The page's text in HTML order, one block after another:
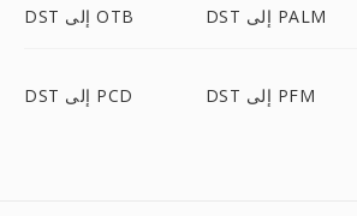
DST إلى OTB DST إلى PALM
DST إلى PCD DST إلى PFM